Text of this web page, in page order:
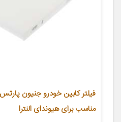
مناسب برای هیوندای النترا